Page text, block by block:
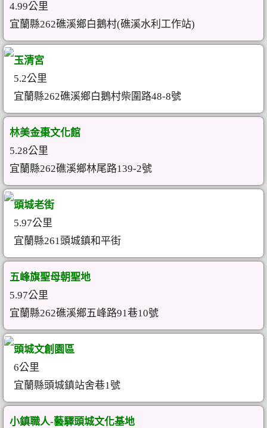
4.99公里
宜蘭縣262礁溪鄉白鵝村(礁溪水利工作站)
玉清宮
5.2公里
宜蘭縣262礁溪鄉白鵝村柴圍路48-8號
林美金棗文化館
5.28公里
宜蘭縣262礁溪鄉林尾路139-2號
頭城老街
5.97公里
宜蘭縣261頭城鎮和平街
五峰旗聖母朝聖地
5.97公里
宜蘭縣262礁溪鄉五峰路91巷10號
頭城文創園區
6公里
宜蘭縣頭城鎮站舍巷1號
小鎮職人-藝驛頭城文化基地